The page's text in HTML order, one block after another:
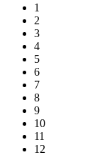
1
2
3
4
5
6
7
8
9
10
11
12